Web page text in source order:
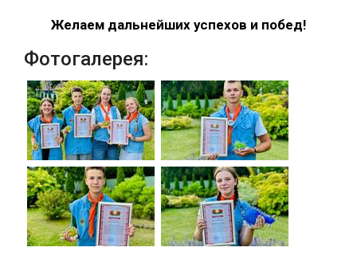
Желаем дальнейших успехов и побед!
Фотогалерея: